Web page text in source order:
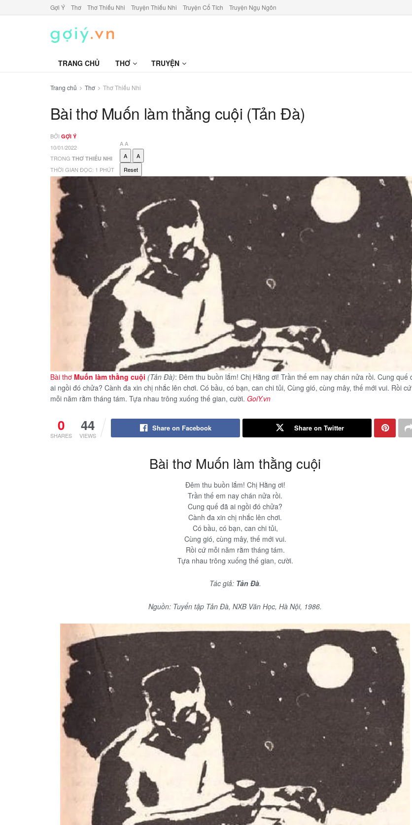
Gợi Ý Thơ Thơ Thiếu Nhi Truyện Thiếu Nhi Truyện Cổ Tích Truyện Ngụ Ngôn
TRANG CHỦ THƠ TRUYỆN
Trang chủ Thơ Thơ Thiếu Nhi
Bài thơ Muốn làm thằng cuội (Tản Đà)
BỞI GỢI Ý
10/01/2022
TRONG THƠ THIẾU NHI
THỜI GIAN ĐỌC: 1 PHÚT
AA
A
A
Reset
Bài thơ Muốn làm thằng cuội (Tản Đà): Đêm thu buồn lắm! Chị Hằng ơi! Trần thế em nay chán nửa rồi. Cung quế
ai ngồi đó chửa? Cành đa xin chị nhắc lên chơi. Có bầu, có bạn, can chi tủi, Cùng gió, cùng mây, thế mới vui. Rồi cứ
mỗi năm rằm tháng tám. Tựa nhau trông xuống thế gian, cười. GoiY.vn
0
SHARES
44
VIEWS
Share on Facebook Share on Twitter
Bài thơ Muốn làm thằng cuội
Đêm thu buồn lắm! Chị Hằng ơi!
Trần thế em nay chán nửa rồi.
Cung quế đã ai ngồi đó chửa?
Cành đa xin chị nhắc lên chơi.
Có bầu, có bạn, can chi tủi,
Cùng gió, cùng mây, thế mới vui.
Rồi cứ mỗi năm rằm tháng tám.
Tựa nhau trông xuống thế gian, cười.
Tác giả: Tản Đà.
Nguồn: Tuyển tập Tản Đà, NXB Văn Học, Hà Nội, 1986.